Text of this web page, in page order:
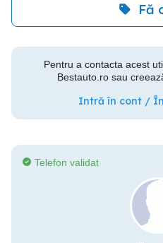
Fă
Pentru a contacta acest
Bestauto.ro sau
Intră în cont /
Telefon validat